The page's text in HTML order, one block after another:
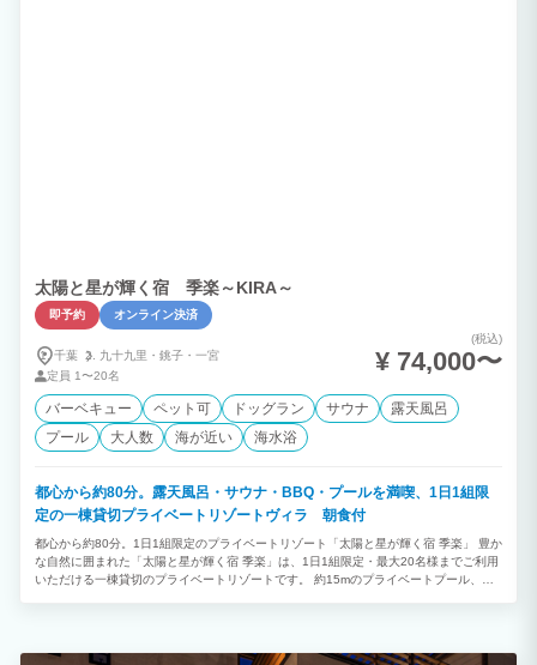
太陽と星が輝く宿 季楽～KIRA～
即予約 オンライン決済
千葉 九十九里・ 銚子・ 一宮
定員 1〜20名
(税込)
¥ 74,000〜
バーベキュー ペット可 ドッグラン サウナ
露天風呂
プール
大人数 海が近い 海水浴
都心から約80分。露天風呂・サウナ・BBQ・プールを満喫、1日1組限
定の一棟貸切プライベートリゾートヴィラ 朝食付
都心から約80分。1日1組限定のプライベートリゾート「太陽と星が輝く宿 季楽」 豊か
な自然に囲まれた「太陽と星が輝く宿 季楽」は、1日1組限定・最大20名様までご利用
いただける一棟貸切のプライベートリゾートです。 約15mのプライベートプール、露
ど、さまざまなシーンで特別なひとときをお過ごしください。 【季楽が選ばれる7つ